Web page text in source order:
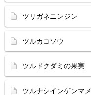
ツリガネニンジン
ツルカコソウ
ツルドクダミの果実
ツルナシインゲンマメ